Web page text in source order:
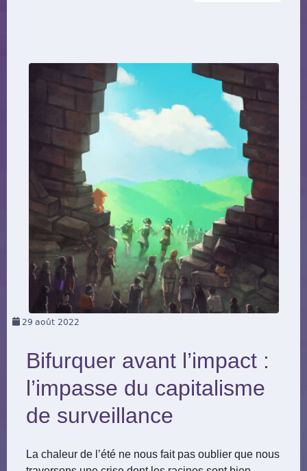
29 août 2022
Bifurquer avant l’impact :
l’impasse du capitalisme
de surveillance
La chaleur de l’été ne nous fait pas oublier que nous